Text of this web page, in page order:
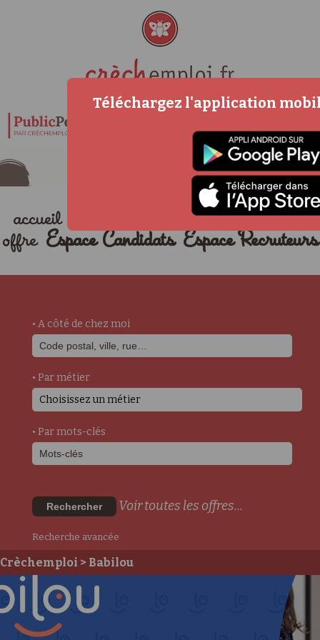
accueil actualités
déposer une
offre Espace Candidats Espace Recruteurs
• A côté de chez moi
• Par métier
Choisissez un métier
• Par mots-clés
Rechercher Voir toutes les offres...
Recherche avancée
Crèchemploi > Babilou
Téléchargez l'application